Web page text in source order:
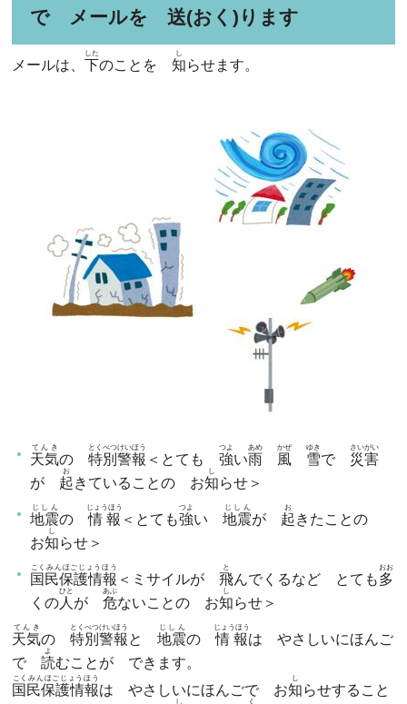
で メールを 送(おく)ります
メールは、下
した
のことを知
し
らせます。
天気
てんき
の特別警報
とくべつけいほう
＜とても強
つよ
い雨
あめ
風
かぜ
雪
ゆき
で 災害
さいがい
が 起
お
きていることの お知
し
らせ＞
地震
じしん
の情報
じょうほう
＜とても強
つよ
い地震
じしん
が 起
お
きたことの
お知
し
らせ＞
国民保護情報
こくみんほごじょうほう
＜ミサイルが飛
と
んでくるなど とても多
おお
くの人
ひと
が危
あぶ
ないことの お知
し
らせ＞
天気
てんき
の特別警報
とくべつけいほう
と地震
じしん
の情報
じょうほう
は やさしいにほんご
で読
よ
むことが できます。
国民保護情報
こくみんほごじょうほう
は やさしいにほんごで お知
し
らせすること
し く